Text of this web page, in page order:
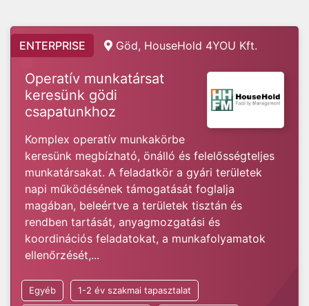
ENTERPRISE Göd, HouseHold 4YOU Kft.
Operatív munkatársat
keresünk gödi
csapatunkhoz
Komplex operatív munkakörbe
keresünk megbízható, önálló és felelősségteljes
munkatársakat. A feladatkör a gyári területek
napi működésének támogatását foglalja
magában, beleértve a területek tisztán és
rendben tartását, anyagmozgatási és
koordinációs feladatokat, a munkafolyamatok
ellenőrzését,...
Egyéb 1-2 év szakmai tapasztalat